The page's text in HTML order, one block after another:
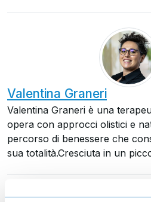
Valentina Graneri
Valentina Graneri è una
opera con approcci olistici e
percorso di benessere che
sua totalità.Cresciuta in un